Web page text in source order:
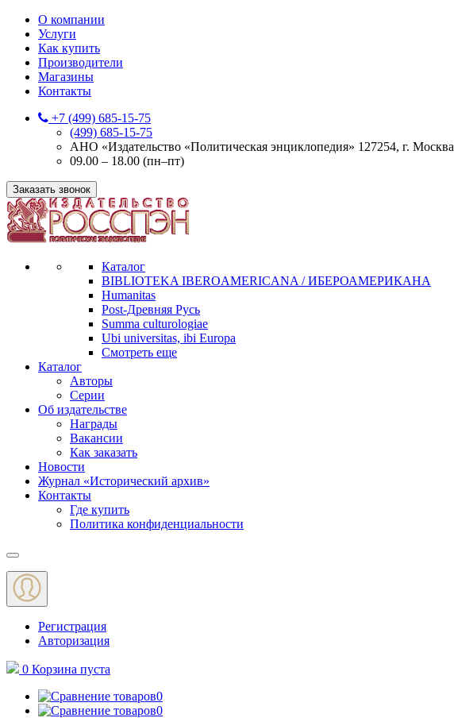
О компании
Услуги
Как купить
Производители
Магазины
Контакты
+7 (499) 685-15-75
(499) 685-15-75
АНО «Издательство «Политическая энциклопедия» 127254, г.
09.00 – 18.00 (пн–пт)
Заказать звонок
Каталог
BIBLIOTEKA IBEROAMERICANA / ИБЕРОАМЕРИКАНА
Humanitas
Post-Древняя Русь
Summa culturologiae
Ubi universitas, ibi Europa
Смотреть еще
Каталог
Авторы
Серии
Об издательстве
Награды
Вакансии
Как заказать
Новости
Журнал «Исторический архив»‎
Контакты
Где купить
Политика конфиденциальности
Меню
Регистрация
Авторизация
0 Корзина пуста
0
0